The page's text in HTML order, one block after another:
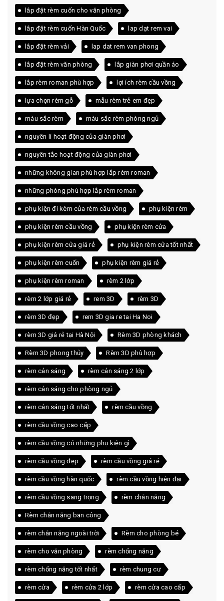
lắp đặt rèm cuốn cho văn phòng
lắp đặt rèm cuốn Hàn Quốc lap dạt rem vai
lắp đặt rèm vải lap dat rem van phong
lắp đặt rèm văn phòng lắp giàn phơi quần áo
lắp rèm roman phù hợp lợi ích rèm cầu vồng
lựa chọn rèm gỗ mẫu rèm trẻ em đẹp
màu sắc rèm màu sắc rèm phòng ngủ
nguyên lí hoạt động của giàn phơi
nguyên tắc hoạt động của giàn phơi
những không gian phù hợp lắp rèm roman
những phòng phù hợp lắp rèm roman
phụ kiện đi kèm của rèm cầu vồng phụ kiện rèm
phụ kiện rèm cầu vồng phụ kiện rèm cửa
phụ kiện rèm cửa giá rẻ phụ kiện rèm cửa tốt nhất
phụ kiện rèm cuốn phụ kiện rèm giá rẻ
phụ kiện rèm roman rèm 2 lớp
rèm 2 lớp giá rẻ rem 3D rèm 3D
rèm 3D đẹp rem 3D gia re tai Ha Noi
rèm 3D giá rẻ tại Hà Nội Rèm 3D phòng khách
Rèm 3D phong thủy Rèm 3D phù hợp
rèm cản sáng rèm cản sáng 2 lớp
rèm cản sáng cho phòng ngủ
rèm cản sáng tốt nhất rèm cầu vồng
rèm cầu vồng cao cấp
rèm cầu vồng có những phụ kiện gì
rèm cầu vồng đẹp rèm cầu vồng giá rẻ
rèm cầu vồng hàn quốc rèm cầu vồng hiện đại
rèm cầu vồng sang trọng rèm chắn nắng
Rèm chắn nắng ban công
rèm chắn nắng ngoài trời Rèm cho phòng bé
rèm cho văn phòng rèm chống nắng
rèm chống nắng tốt nhất rèm chung cư
rèm cửa rèm cửa 2 lớp rèm cửa cao cấp